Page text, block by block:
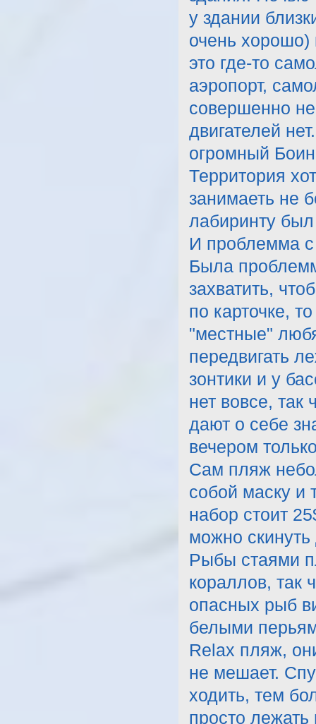
у здании
очень хорошо)
это где-то
аэропорт,
совершенно
двигателей
огромный
Территория
занимаеть не
лабиринту
И проблемма
Была
захватить,
по карточке,
"местные"
передвигать
зонтики и у
нет вовсе,
дают о себе
вечером
Сам пляж
собой маску и
набор стоит
можно
Рыбы стаями
кораллов, так
опасных рыб
белыми
Relax пляж,
не мешает.
ходить, тем
просто лежать